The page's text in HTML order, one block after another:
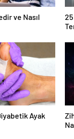
ve Nasıl
25
Ayak